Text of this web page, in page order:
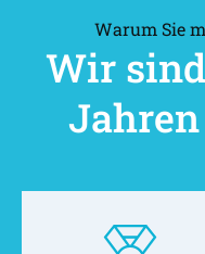
Warum Sie
Wir